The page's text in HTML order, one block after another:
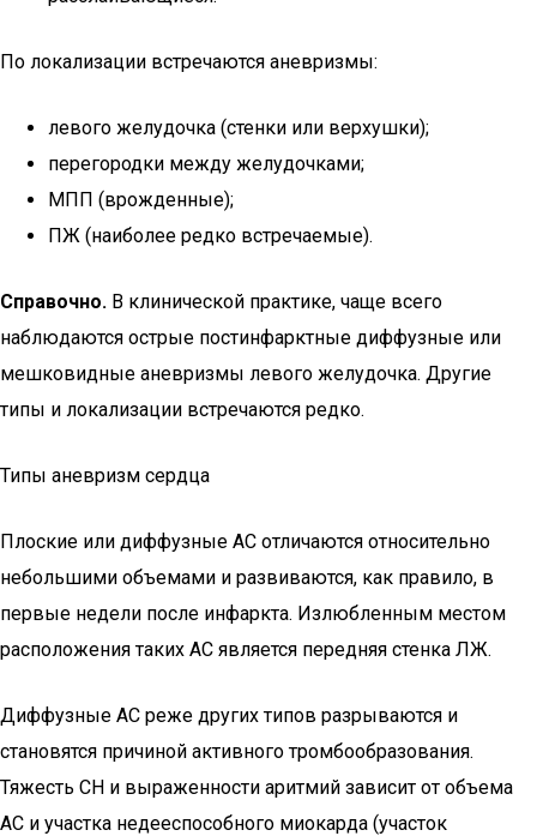
По локализации встречаются аневризмы:
левого желудочка (стенки или верхушки);
перегородки между желудочками;
МПП (врожденные);
ПЖ (наиболее редко встречаемые).
Справочно. В клинической практике, чаще всего
наблюдаются острые постинфарктные диффузные или
мешковидные аневризмы левого желудочка. Другие
типы и локализации встречаются редко.
Типы аневризм сердца
Плоские или диффузные AC отличаются относительно
небольшими объемами и развиваются, как правило, в
первые недели после инфаркта. Излюбленным местом
расположения таких AC является передняя стенка ЛЖ.
Диффузные АС реже других типов разрываются и
становятся причиной активного тромбообразования.
Тяжесть СН и выраженности аритмий зависит от объема
АС и участка недееспособного миокарда (участок